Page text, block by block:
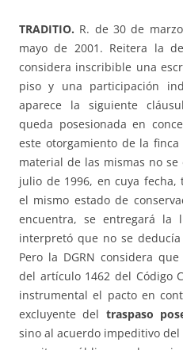
TRADITIO. R. de 30 de
mayo de 2001. Reitera la
considera inscribible una
piso y una participación
aparece la siguiente
queda posesionada en
este otorgamiento de la
material de las mismas no
julio de 1996, en cuya fecha,
el mismo estado de
encuentra, se entregará la
interpretó que no se
Pero la DGRN considera
del artículo 1462 del Código
instrumental el pacto en
excluyente del traspaso
sino al acuerdo impeditivo